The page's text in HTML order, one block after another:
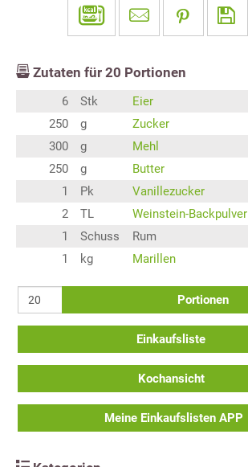
Zutaten für 20 Portionen
6 Stk
Eier
250
g
Zucker
300
g
Mehl
250
g
Butter
1
Pk
Vanillezucker
2
TL
Weinstein-Backpulver
1
Schuss
Rum
1
kg Marillen
Portionen
Einkaufsliste
Kochansicht
Meine Einkaufslisten APP